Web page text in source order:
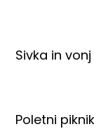
Sivka in
Poletni